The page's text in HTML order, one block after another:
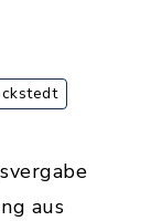
aus